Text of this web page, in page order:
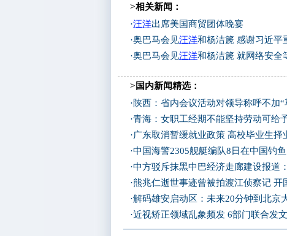
>相关新闻：
·汪洋出席美国商贸团体晚宴
·奥巴马会见汪洋和杨洁篪 感谢习近平
·奥巴马会见汪洋和杨洁篪 就网络安全
>国内新闻精选：
·陕西：省内会议活动对领导称呼不加“
·青海：女职工经期不能坚持劳动可给
·广东取消暂缓就业政策 高校毕业生择
·中国海警2305舰艇编队8日在中国钓
·中方驳斥抹黑中巴经济走廊建设报道
·熊兆仁逝世事迹曾被拍渡江侦察记 开
·解码雄安启动区：未来20分钟到北京
·近视矫正领域乱象频发 6部门联合发